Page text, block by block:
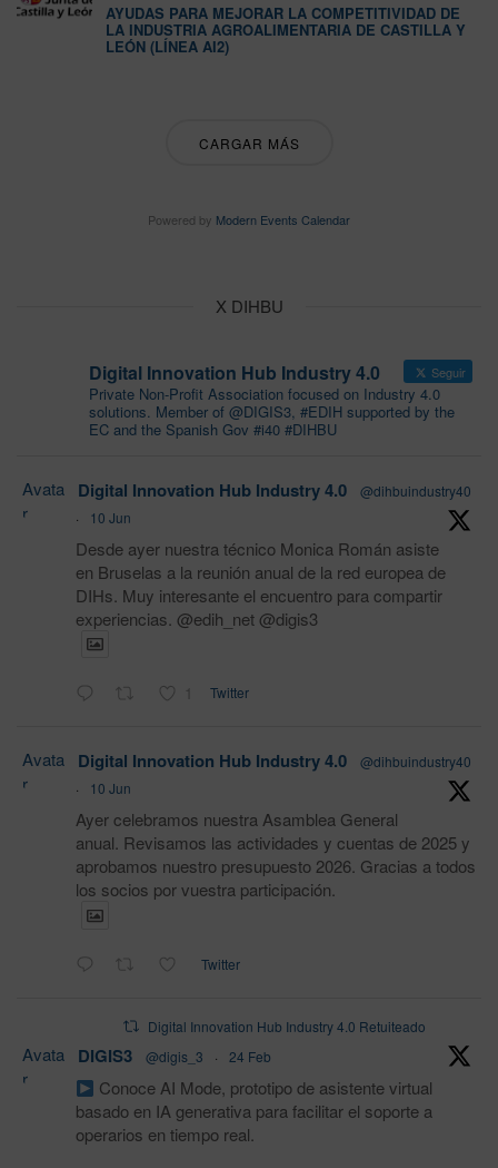
AYUDAS PARA MEJORAR LA COMPETITIVIDAD DE
LA INDUSTRIA AGROALIMENTARIA DE CASTILLA Y
LEÓN (LÍNEA AI2)
CARGAR MÁS
Powered by Modern Events Calendar
X DIHBU
Digital Innovation Hub Industry 4.0 Seguir
Private Non-Profit Association focused on Industry 4.0
solutions. Member of @DIGIS3, #EDIH supported by the
EC and the Spanish Gov #i40 #DIHBU
Avata
r
Digital Innovation Hub Industry 4.0
@dihbuindustry40
·
10 Jun
Desde ayer nuestra técnico Monica Román asiste
en Bruselas a la reunión anual de la red europea de
DIHs. Muy interesante el encuentro para compartir
experiencias. @edih_net @digis3
1 Twitter
Avata
r
Digital Innovation Hub Industry 4.0
@dihbuindustry40
·
10 Jun
Ayer celebramos nuestra Asamblea General
anual. Revisamos las actividades y cuentas de 2025 y
aprobamos nuestro presupuesto 2026. Gracias a todos
los socios por vuestra participación.
Twitter
Digital Innovation Hub Industry 4.0 Retuiteado
Avata
r
DIGIS3 @digis_3 · 24 Feb
Conoce AI Mode, prototipo de asistente virtual
basado en IA generativa para facilitar el soporte a
operarios en tiempo real.